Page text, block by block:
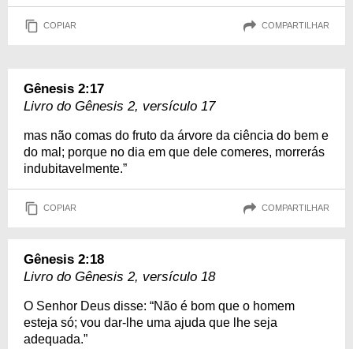
COPIAR COMPARTILHAR
Gênesis 2:17
Livro do Gênesis 2, versículo 17
mas não comas do fruto da árvore da ciência do bem e
do mal; porque no dia em que dele comeres, morrerás
indubitavelmente.”
COPIAR COMPARTILHAR
Gênesis 2:18
Livro do Gênesis 2, versículo 18
O Senhor Deus disse: “Não é bom que o homem
esteja só; vou dar-lhe uma ajuda que lhe seja
adequada.”